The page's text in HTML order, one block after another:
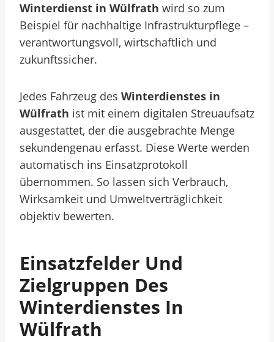
Winterdienst in Wülfrath wird so zum
Beispiel für nachhaltige Infrastrukturpflege –
verantwortungsvoll, wirtschaftlich und
zukunftssicher.
Jedes Fahrzeug des Winterdienstes in
Wülfrath ist mit einem digitalen Streuaufsatz
ausgestattet, der die ausgebrachte Menge
sekundengenau erfasst. Diese Werte werden
automatisch ins Einsatzprotokoll
übernommen. So lassen sich Verbrauch,
Wirksamkeit und Umweltverträglichkeit
objektiv bewerten.
Einsatzfelder Und
Zielgruppen Des
Winterdienstes In
Wülfrath